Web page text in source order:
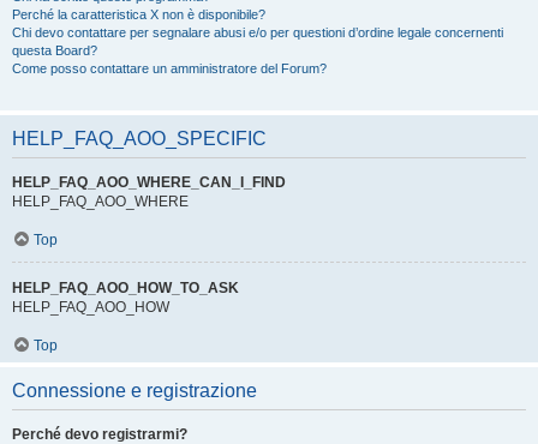
Perché la caratteristica X non è disponibile?
Chi devo contattare per segnalare abusi e/o per questioni d’ordine legale concernenti
questa Board?
Come posso contattare un amministratore del Forum?
HELP_FAQ_AOO_SPECIFIC
HELP_FAQ_AOO_WHERE_CAN_I_FIND
HELP_FAQ_AOO_WHERE
Top
HELP_FAQ_AOO_HOW_TO_ASK
HELP_FAQ_AOO_HOW
Top
Connessione e registrazione
Perché devo registrarmi?